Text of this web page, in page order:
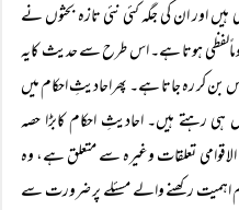
اور ان کی جگہ کئی نئی تازہ بحثوں نے
ہوتا ہے۔ اس طرح سے حدیث کایہ
بن کر رہ جاتا ہے۔ پھراحادیثِ احکام میں
ہی رہتے ہیں۔ احادیثِ احکام کابڑا حصہ
تعلقات وغیرہ سے متعلق ہے، وہ
اہمیت رکھنے والے مسئلے پر ضرورت سے